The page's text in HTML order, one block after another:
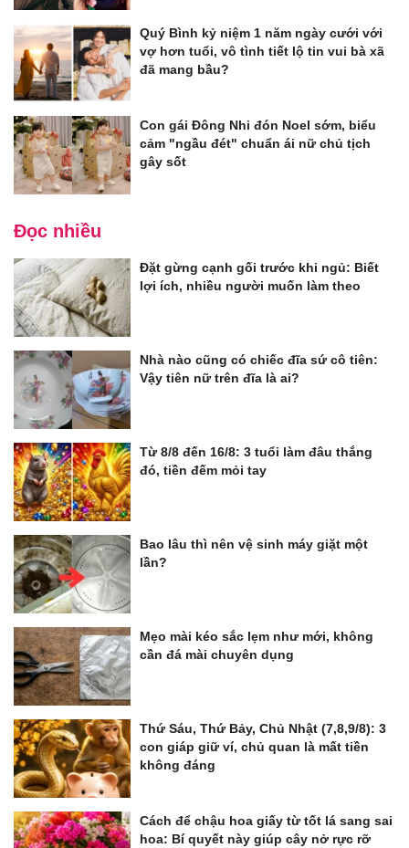
Quý Bình kỷ niệm 1 năm ngày cưới với
vợ hơn tuổi, vô tình tiết lộ tin vui bà xã
đã mang bầu?
Con gái Đông Nhi đón Noel sớm, biểu
cảm "ngầu đét" chuẩn ái nữ chủ tịch
gây sốt
Đọc nhiều
Đặt gừng cạnh gối trước khi ngủ: Biết
lợi ích, nhiều người muốn làm theo
Nhà nào cũng có chiếc đĩa sứ cô tiên:
Vậy tiên nữ trên đĩa là ai?
Từ 8/8 đến 16/8: 3 tuổi làm đâu thắng
đó, tiền đếm mỏi tay
Bao lâu thì nên vệ sinh máy giặt một
lần?
Mẹo mài kéo sắc lẹm như mới, không
cần đá mài chuyên dụng
Thứ Sáu, Thứ Bảy, Chủ Nhật (7,8,9/8): 3
con giáp giữ ví, chủ quan là mất tiền
không đáng
Cách để chậu hoa giấy từ tốt lá sang sai
hoa: Bí quyết này giúp cây nở rực rỡ